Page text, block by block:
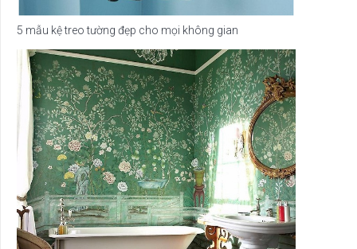
5 mẫu kệ treo tường đẹp cho mọi không gian